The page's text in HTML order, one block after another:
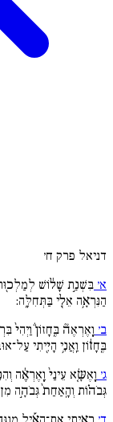
דניאל פרק ח׳
א׳ בִּשְׁנַ֣ת שָׁל֔וֹשׁ
הַנִּרְאָ֥ה אֵלַ֖י בַּתְּחִלָּֽה:
ב׳ וָֽאֶרְאֶה֘ בֶּֽחָזוֹן֒ וַיְהִי֙
בֶּֽחָז֔וֹן וַֽאֲנִ֥י הָיִ֖יתִי
ג׳ וָֽאֶשָּׂ֚א עֵינַי֙ וָֽאֶרְאֶ֔ה
גְּבֹה֗וֹת וְהָֽאַחַת֙ גְּבֹהָ֣ה